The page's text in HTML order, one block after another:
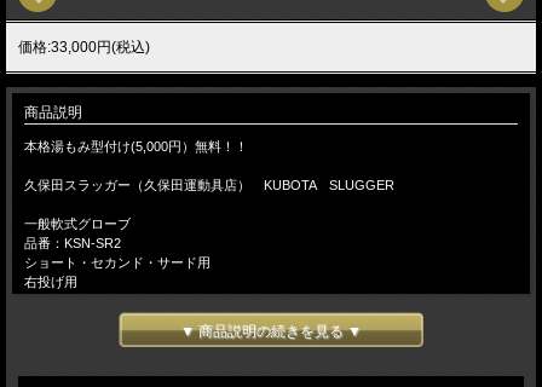
価格:33,000円(税込)
商品説明
本格湯もみ型付け(5,000円）無料！！
久保田スラッガー（久保田運動具店） KUBOTA SLUGGER
一般軟式グローブ
品番：KSN-SR2
ショート・セカンド・サード用
右投げ用
本体カラー：GRオレンジ×トレンチ
す。
▼ 商品説明の続きを見る ▼